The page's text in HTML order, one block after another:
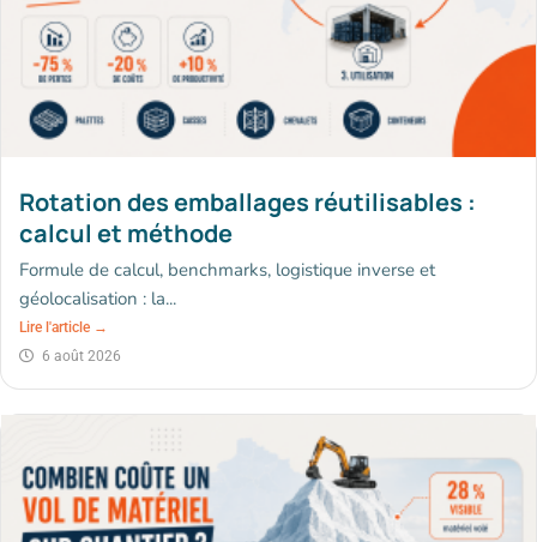
Rotation des emballages réutilisables :
calcul et méthode
Formule de calcul, benchmarks, logistique inverse et
géolocalisation : la...
Lire l'article →
6 août 2026